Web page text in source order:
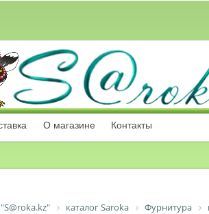
О магазине Контакты
каталог Saroka Фурнитура